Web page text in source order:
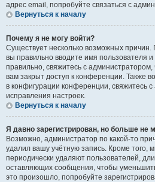
адрес email, попробуйте связаться с
Вернуться к началу
Почему я не могу войти?
Существует несколько возможных причин.
вы правильно вводите имя пользователя
правильно, свяжитесь с
вам закрыт доступ к конференции. Также
в конфигурации конференции, свяжитесь
исправления настроек.
Вернуться к началу
Я давно зарегистрирован, но больше не
Возможно, администратор по какой-то
удалил вашу учётную запись. Кроме того,
периодически удаляют пользователей,
оставляющих сообщения, чтобы
это произошло, попробуйте